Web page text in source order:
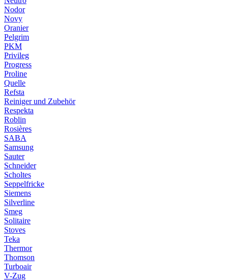
Nodor
Novy
Oranier
Pelgrim
PKM
Privileg
Progress
Proline
Quelle
Refsta
Reiniger und Zubehör
Respekta
Roblin
Rosières
SABA
Samsung
Sauter
Schneider
Scholtes
Seppelfricke
Siemens
Silverline
Smeg
Solitaire
Stoves
Teka
Thermor
Thomson
Turboair
V-Zug